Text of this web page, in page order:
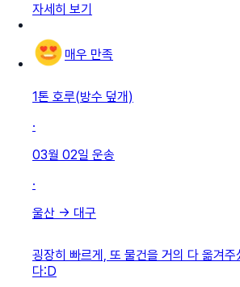
자세히 보기
매우 만족
1톤 호루(방수 덮개)
·
03월 02일 운송
·
울산 → 대구
굉장히 빠르게, 또 물건을 거의 다 옮겨
다:D